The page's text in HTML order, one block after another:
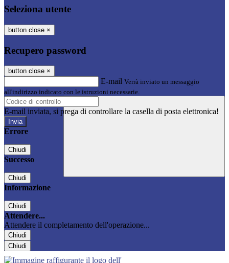
Seleziona utente
button close ×
Recupero password
button close ×
E-mail Verrà inviato un messaggio
all'indirizzo indicato con le istruzioni necessarie.
E-mail inviata, si prega di controllare la casella di posta elettronica!
Errore
Chiudi
Successo
Chiudi
Informazione
Chiudi
Attendere...
Attendere il completamento dell'operazione...
Chiudi
Chiudi